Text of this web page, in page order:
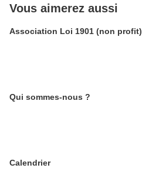
Vous aimerez aussi
Association Loi 1901 (non profit)
Qui sommes-nous ?
Calendrier